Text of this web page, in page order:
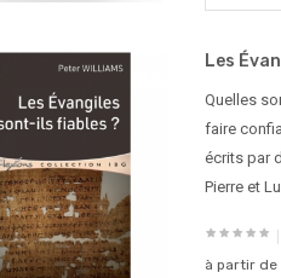
Les
Quelles
faire
écrits par
Pierre et
à partir de